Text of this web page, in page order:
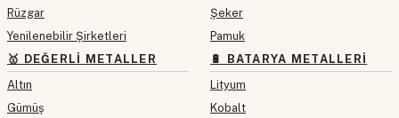
Rüzgar
Yenilenebilir Şirketleri
🥇 DEĞERLI METALLER
Altın
Gümüş
Şeker
Pamuk
🔋 BATARYA METALLERI
Lityum
Kobalt